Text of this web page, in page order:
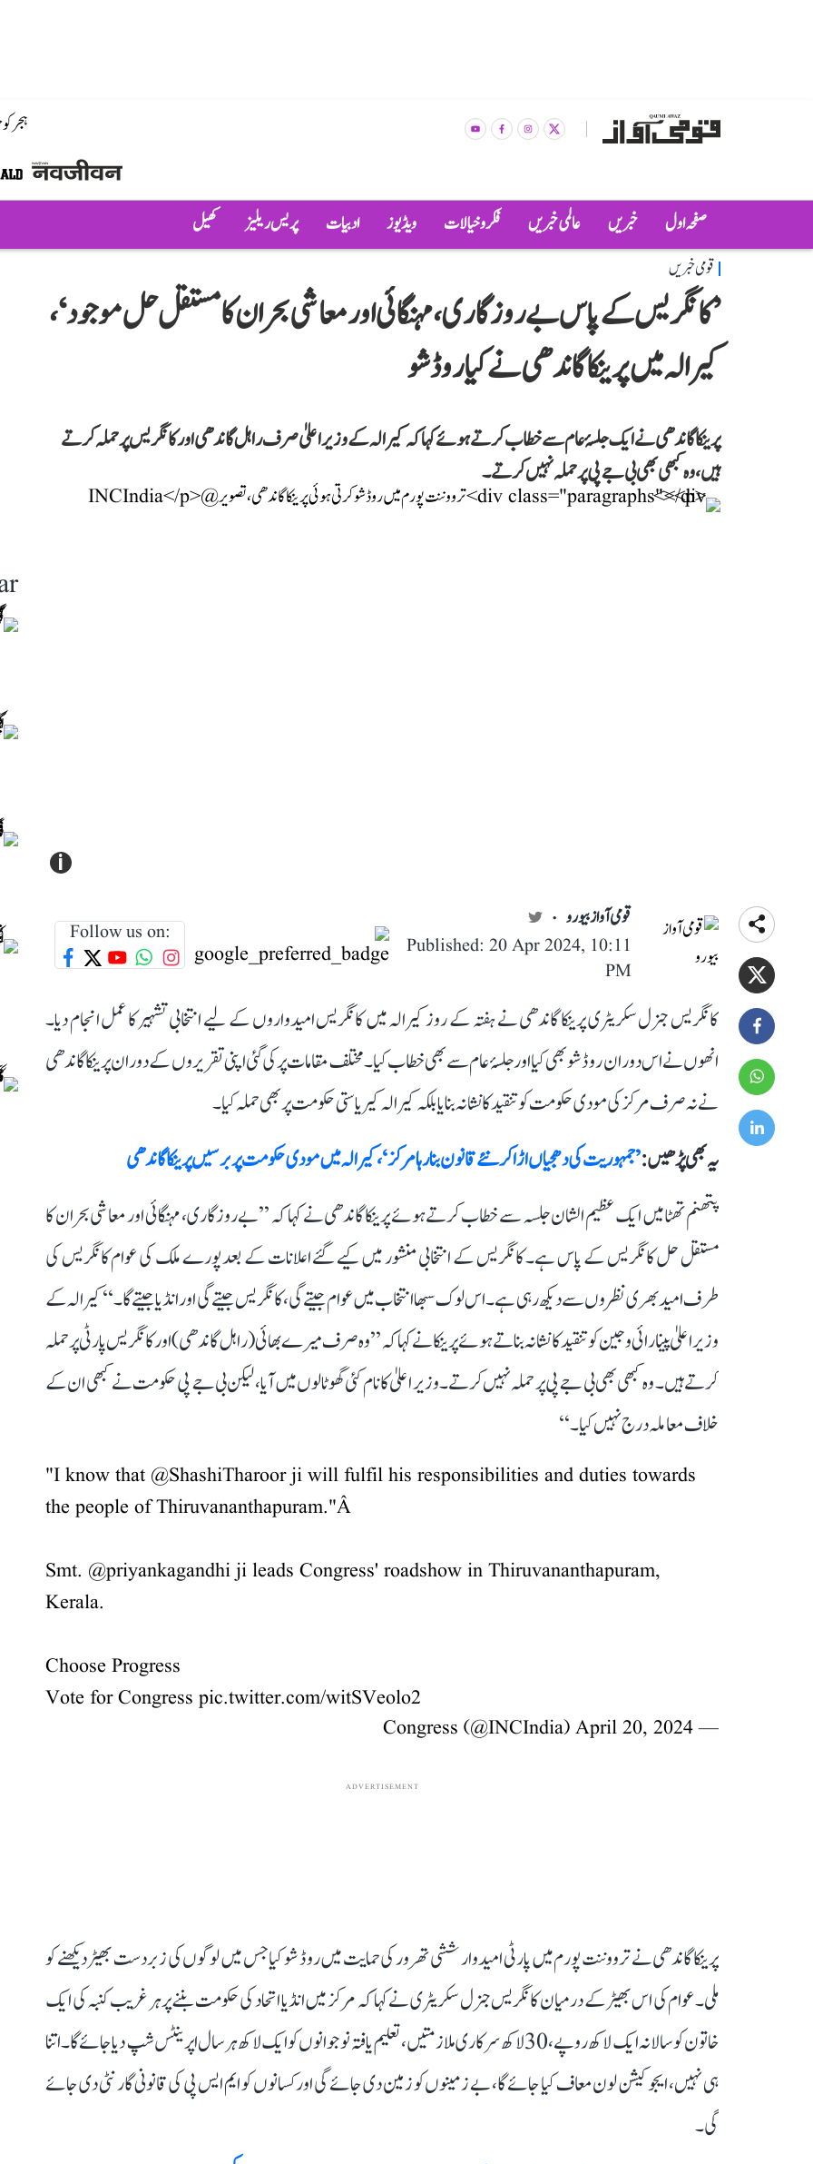
ہجر
صفحہ اول خبریں عالمی خبریں فکر و خیالات ویڈیوز ادبیات پریس ریلیز کھیل
قومی خبریں
’کانگریس کے پاس بے روزگاری، مہنگائی اور معاشی بحران کا مستقل حل موجود‘،
کیرالہ میں پرینکا گاندھی نے کیا روڈ شو
پرینکا گاندھی نے ایک جلسۂ عام سے خطاب کرتے ہوئے کہا کہ کیرالہ کے وزیر اعلیٰ صرف راہل گاندھی اور کانگریس پر حملہ کرتے
ہیں، وہ کبھی بھی بی جے پی پر حملہ نہیں کرتے۔
i
قومی آواز بیورو
Published: 20 Apr 2024, 10:11
PM
Follow us on:
کانگریس جنرل سکریٹری پرینکا گاندھی نے ہفتہ کے روز کیرالہ میں کانگریس امیدواروں کے لیے انتخابی تشہیر کا عمل انجام دیا۔
انھوں نے اس دوران روڈ شو بھی کیا اور جلسۂ عام سے بھی خطاب کیا۔ مختلف مقامات پر کی گئی اپنی تقریروں کے دوران پرینکا گاندھی
نے نہ صرف مرکز کی مودی حکومت کو تنقید کا نشانہ بنایا بلکہ کیرالہ کیر یاستی حکومت پر بھی حملہ کیا۔
یہ بھی پڑھیں :’جمہوریت کی دھجیاں اڑا کر نئے قانون بنا رہا مرکز‘، کیرالہ میں مودی حکومت پر برسیں پرینکا گاندھی
پتھنم تھٹا میں ایک عظیم الشان جلسہ سے خطاب کرتے ہوئے پرینکا گاندھی نے کہا کہ ’’بے روزگاری، مہنگائی اور معاشی بحران کا
مستقل حل کانگریس کے پاس ہے۔ کانگریس کے انتخابی منشور میں کیے گئے اعلانات کے بعد پورے ملک کی عوام کانگریس کی
طرف امید بھری نظروں سے دیکھ رہی ہے۔ اس لوک سبھا انتخاب میں عوام جیتے گی، کانگریس جیتے گی اور انڈیا جیتے گا۔‘‘ کیرالہ کے
وزیر اعلیٰ پینارائی وجین کو تنقید کا نشانہ بناتے ہوئے پرینکا نے کہا کہ ’’وہ صرف میرے بھائی (راہل گاندھی) اور کانگریس پارٹی پر حملہ
کرتے ہیں۔ وہ کبھی بھی بی جے پی پر حملہ نہیں کرتے۔ وزیر اعلیٰ کا نام کئی گھوٹالوں میں آیا، لیکن بی جے پی حکومت نے کبھی ان کے
خلاف معاملہ درج نہیں کیا۔‘‘
"I know that @ShashiTharoorji will fulfil his responsibilities and duties towards
the people of Thiruvananthapuram."Â
Smt. @priyankagandhiji leads Congress' roadshow in Thiruvananthapuram,
Kerala.
Choose Progress
Vote for Congress pic.twitter.com/witSVeolo2
— Congress (@INCIndia)
April 20, 2024
ADVERTISEMENT
پرینکا گاندھی نے ترووننت پورم میں پارٹی امیدوار ششی تھرور کی حمایت میں روڈ شو کیا جس میں لوگوں کی زبردست بھیڑ دیکھنے کو
ملی۔ عوام کی اس بھیڑ کے درمیان کانگریس جنرل سکریٹری نے کہا کہ مرکز میں انڈیا اتحاد کی حکومت بننے پر ہر غریب کنبہ کی ایک
خاتون کو سالانہ ایک لاکھ روپے، 30 لاکھ سرکاری ملازمتیں، تعلیم یافتہ نوجوانوں کو ایک لاکھ ہر سال اپرینٹس شپ دیا جائے گا۔ اتنا
ہی نہیں، ایجوکیشن لون معاف کیا جائے گا، بے زمینوں کو زمین دی جائے گی اور کسانوں کو ایم ایس پی کی قانونی گارنٹی دی جائے
گی۔